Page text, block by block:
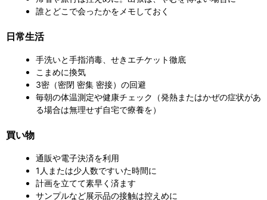
誰とどこで会ったかをメモしておく
日常生活
手洗いと手指消毒、せきエチケット徹底
こまめに換気
3密（密閉 密集 密接）の回避
毎朝の体温測定や健康チェック（発熱またはかぜの症状があ
る場合は無理せず自宅で療養を）
買い物
通販や電子決済を利用
1人または少人数ですいた時間に
計画を立てて素早く済ます
サンプルなど展示品の接触は控えめに